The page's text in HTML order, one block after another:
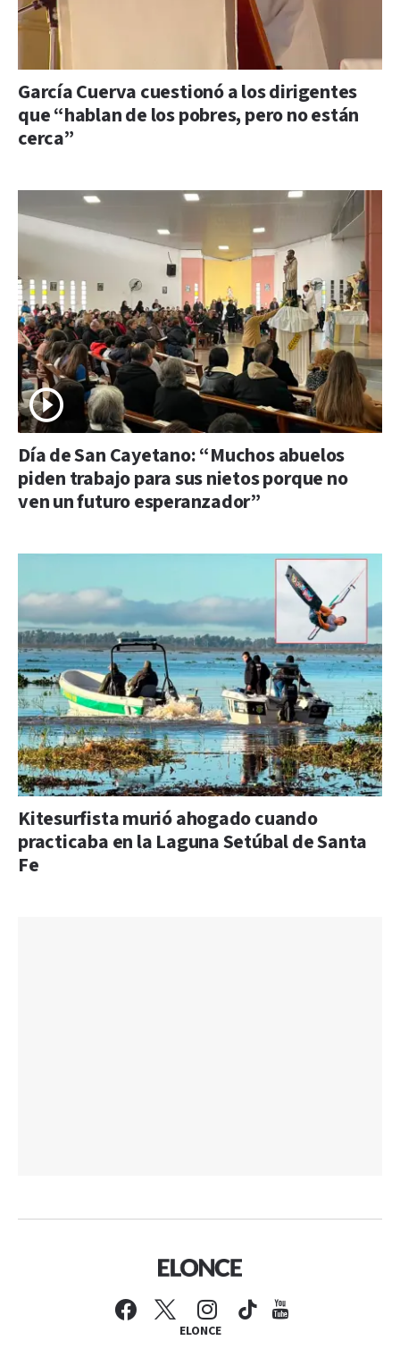
García Cuerva cuestionó a los dirigentes
que “hablan de los pobres, pero no están
cerca”
Día de San Cayetano: “Muchos abuelos
piden trabajo para sus nietos porque no
ven un futuro esperanzador”
Kitesurfista murió ahogado cuando
practicaba en la Laguna Setúbal de Santa
Fe
ELONCE